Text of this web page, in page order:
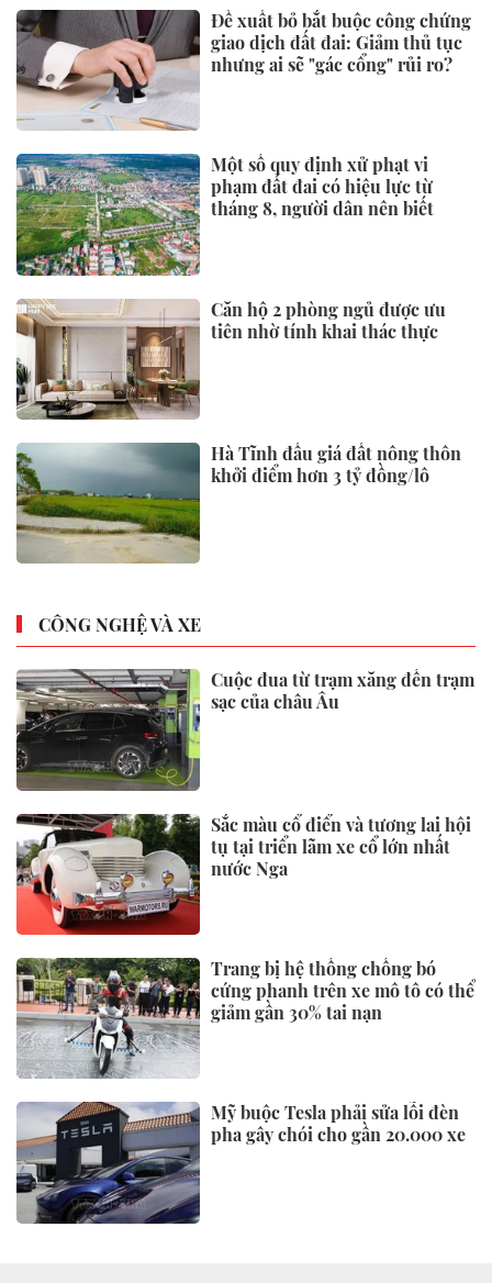
Đề xuất bỏ bắt buộc công chứng
giao dịch đất đai: Giảm thủ tục
nhưng ai sẽ "gác cổng" rủi ro?
Một số quy định xử phạt vi
phạm đất đai có hiệu lực từ
tháng 8, người dân nên biết
Căn hộ 2 phòng ngủ được ưu
tiên nhờ tính khai thác thực
Hà Tĩnh đấu giá đất nông thôn
khởi điểm hơn 3 tỷ đồng/lô
CÔNG NGHỆ VÀ XE
Cuộc đua từ trạm xăng đến trạm
sạc của châu Âu
Sắc màu cổ điển và tương lai hội
tụ tại triển lãm xe cổ lớn nhất
nước Nga
Trang bị hệ thống chống bó
cứng phanh trên xe mô tô có thể
giảm gần 30% tai nạn
Mỹ buộc Tesla phải sửa lỗi đèn
pha gây chói cho gần 20.000 xe